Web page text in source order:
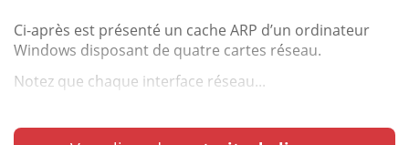
Ci-après est présenté un cache ARP d’un ordinateur
Windows disposant de quatre cartes réseau.
Notez que chaque interface réseau...